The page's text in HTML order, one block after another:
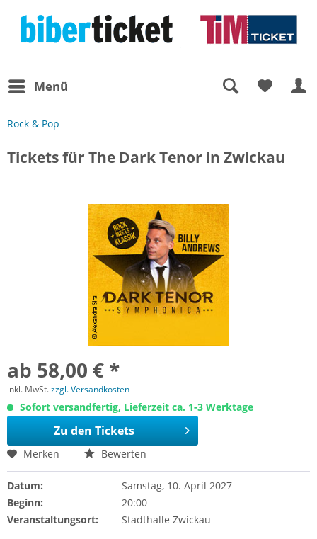
Menü
Rock & Pop
Tickets für The Dark Tenor in Zwickau
ab 58,00 € *
inkl. MwSt.zzgl. Versandkosten
Sofort versandfertig, Lieferzeit ca. 1-3 Werktage
Zu den Tickets
Merken Bewerten
Datum:
Samstag, 10. April 2027
Beginn:
20:00
Veranstaltungsort:
Stadthalle Zwickau